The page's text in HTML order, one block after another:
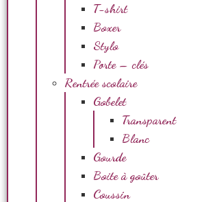
T-shirt
Boxer
Stylo
Porte – clés
Rentrée scolaire
Gobelet
Transparent
Blanc
Gourde
Boite à goûter
Coussin